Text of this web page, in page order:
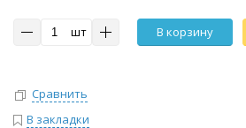
шт В корзину
Сравнить
В закладки